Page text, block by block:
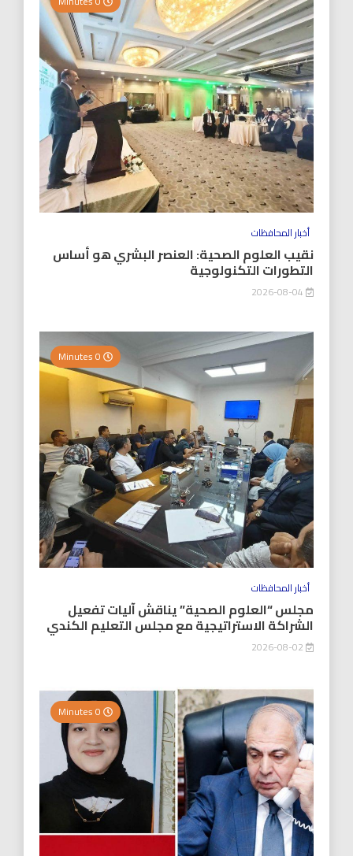
أخبار المحافظات
نقيب العلوم الصحية: العنصر البشري هو أساس
التطورات التكنولوجية
أخبار المحافظات
مجلس “العلوم الصحية” يناقش آليات تفعيل
الشراكة الاستراتيجية مع مجلس التعليم الكندي